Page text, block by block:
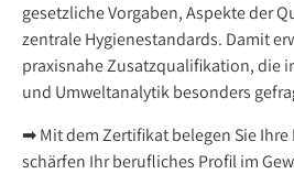
gesetzliche Vorgaben, Aspekte der
zentrale Hygienestandards. Damit
praxisnahe Zusatzqualifikation, die
und Umweltanalytik besonders
➡ Mit dem Zertifikat belegen Sie
schärfen Ihr berufliches Profil im